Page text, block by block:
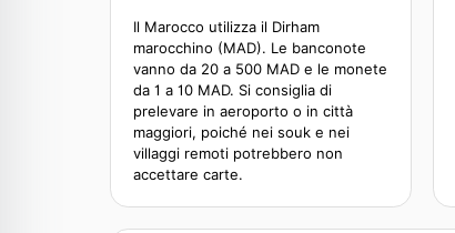
Il Marocco utilizza il Dirham
marocchino (MAD). Le banconote
vanno da 20 a 500 MAD e le monete
da 1 a 10 MAD. Si consiglia di
prelevare in aeroporto o in città
maggiori, poiché nei souk e nei
villaggi remoti potrebbero non
accettare carte.